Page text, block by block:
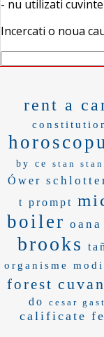
- nu utilizati
Incercati o noua
rent a
by ce stan stan
Ówer
t prompt
boiler
brooks
organisme
forest
do
cesar
calificate